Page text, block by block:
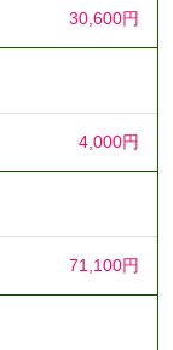
30,600円
4,000円
71,100円